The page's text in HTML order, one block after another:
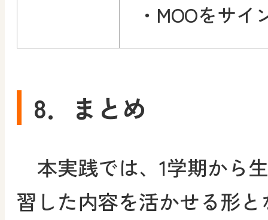
・MOOをサ
8．まとめ
本実践では、1学期から
習した内容を活かせる形